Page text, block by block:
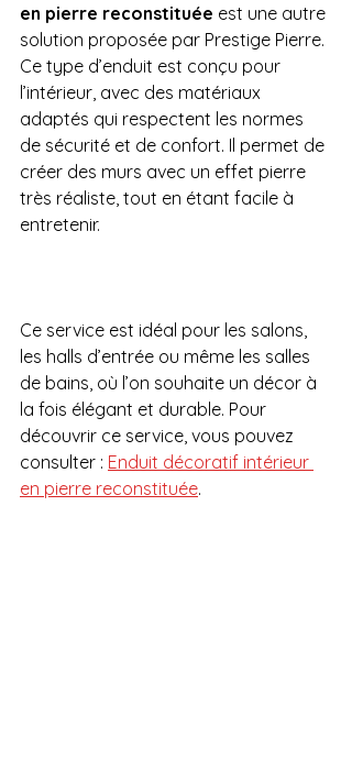
en pierre reconstituée est une autre
solution proposée par Prestige Pierre.
Ce type d’enduit est conçu pour
l’intérieur, avec des matériaux
adaptés qui respectent les normes
de sécurité et de confort. Il permet de
créer des murs avec un effet pierre
très réaliste, tout en étant facile à
entretenir.
Ce service est idéal pour les salons,
les halls d’entrée ou même les salles
de bains, où l’on souhaite un décor à
la fois élégant et durable. Pour
découvrir ce service, vous pouvez
consulter : Enduit décoratif intérieur
en pierre reconstituée.